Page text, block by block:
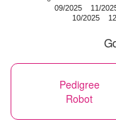
09/2025
10/2025
11/
Pedigree
Robot